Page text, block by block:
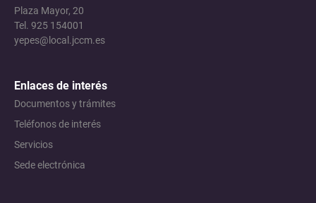
Plaza Mayor, 20
Tel. 925 154001
yepes@local.jccm.es
Enlaces de interés
Documentos y trámites
Teléfonos de interés
Servicios
Sede electrónica